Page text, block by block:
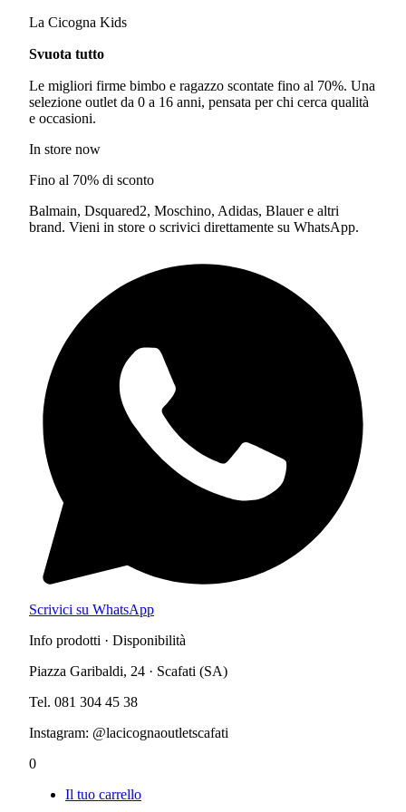
La Cicogna Kids
Svuota tutto
Le migliori firme bimbo e ragazzo scontate fino al 70%. Una
selezione outlet da 0 a 16 anni, pensata per chi cerca qualità
e occasioni.
In store now
Fino al 70% di sconto
Balmain, Dsquared2, Moschino, Adidas, Blauer e altri
brand. Vieni in store o scrivici direttamente su WhatsApp.
Scrivici su WhatsApp
Info prodotti · Disponibilità
Piazza Garibaldi, 24 · Scafati (SA)
Tel. 081 304 45 38
Instagram: @lacicognaoutletscafati
0
Il tuo carrello